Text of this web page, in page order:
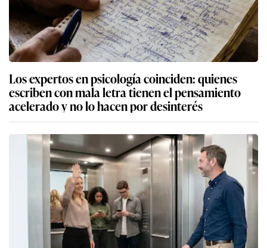
Los expertos en psicología coinciden: quienes
escriben con mala letra tienen el pensamiento
acelerado y no lo hacen por desinterés